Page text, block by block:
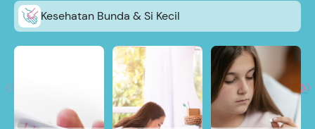
Kesehatan Bunda & Si Kecil